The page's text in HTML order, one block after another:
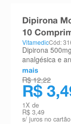
Dipirona
10
VitamedicCód:
Dipirona
analgésica e
mais
R$ 12,22
R$
1X de
R$ 3,49
s/ juros no cartão
esmalte
ºabsorvente